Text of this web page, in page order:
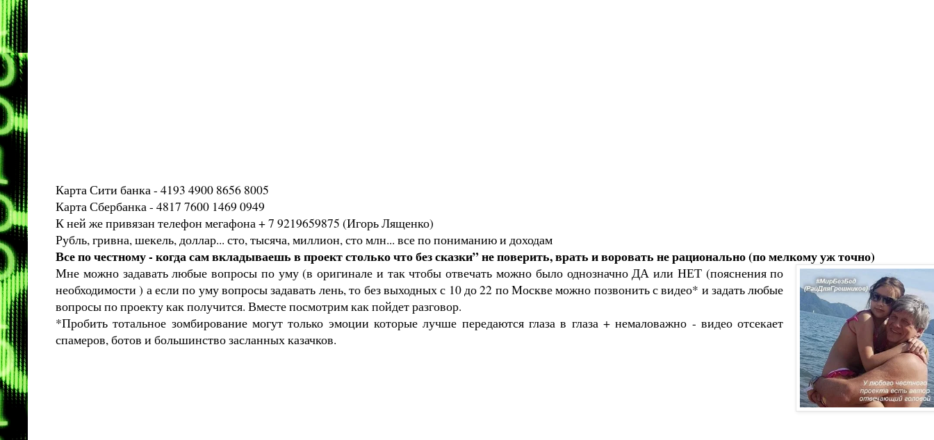
Карта Сити банка - 4193 4900 8656 8005
Карта Сбербанка - 4817 7600 1469 0949
К ней же привязан телефон мегафона + 7 9219659875 (Игорь Лященко)
Рубль, гривна, шекель, доллар... сто, тысяча, миллион, сто млн... все по пониманию и доходам
Все по честному - когда сам вкладываешь в проект столько что без сказки” не поверить, врать и воровать не рационально (по мелкому уж точно)
Мне можно задавать любые вопросы по уму (в оригинале и так чтобы отвечать можно было однозначно ДА или НЕТ (пояснения по
необходимости ) а если по уму вопросы задавать лень, то без выходных с 10 до 22 по Москве можно позвонить с видео* и задать любые
вопросы по проекту как получится. Вместе посмотрим как пойдет разговор.
*Пробить тотальное зомбирование могут только эмоции которые лучше передаются глаза в глаза + немаловажно - видео отсекает
спамеров, ботов и большинство засланных казачков.